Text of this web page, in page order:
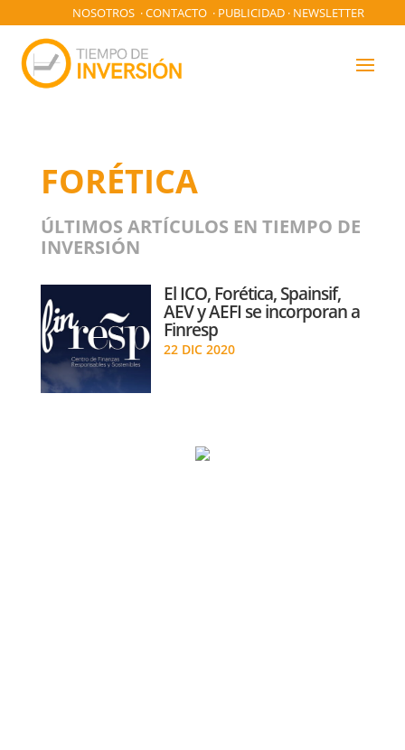
NOSOTROS ·CONTACTO · PUBLICIDAD · NEWSLETTER
FORÉTICA
ÚLTIMOS ARTÍCULOS EN TIEMPO DE
INVERSIÓN
El ICO, Forética, Spainsif,
AEV y AEFI se incorporan a
Finresp
22 DIC 2020